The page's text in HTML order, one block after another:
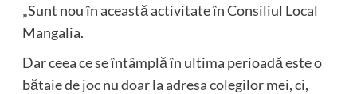
„Sunt nou în această activitate în Consiliul Local
Mangalia.
Dar ceea ce se întâmplă în ultima perioadă este o
bătaie de joc nu doar la adresa colegilor mei, ci,